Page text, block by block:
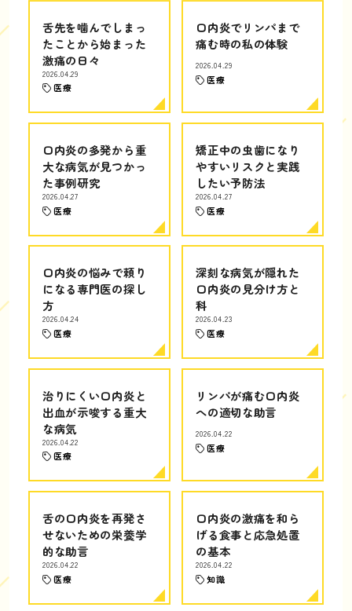
舌先を噛んでしまっ
たことから始まった
激痛の日々
2026.04.29
医療
口内炎でリンパまで
痛む時の私の体験
2026.04.29
医療
口内炎の多発から重
大な病気が見つかっ
た事例研究
2026.04.27
医療
矯正中の虫歯になり
やすいリスクと実践
したい予防法
2026.04.27
医療
口内炎の悩みで頼り
になる専門医の探し
方
2026.04.24
医療
深刻な病気が隠れた
口内炎の見分け方と
科
2026.04.23
医療
治りにくい口内炎と
出血が示唆する重大
な病気
2026.04.22
医療
リンパが痛む口内炎
への適切な助言
2026.04.22
医療
舌の口内炎を再発さ
せないための栄養学
的な助言
2026.04.22
医療
口内炎の激痛を和ら
げる食事と応急処置
の基本
2026.04.22
知識